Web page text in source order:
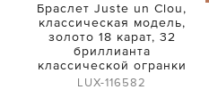
Браслет Juste un Clou,
классическая модель,
золото 18 карат, 32
бриллианта
классической огранки
LUX-116582